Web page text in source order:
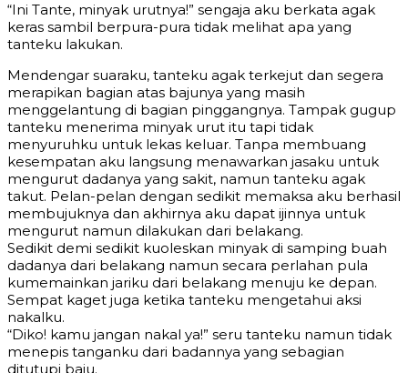
“Ini Tante, minyak urutnya!” sengaja aku berkata agak
keras sambil berpura-pura tidak melihat apa yang
tanteku lakukan.
Mendengar suaraku, tanteku agak terkejut dan segera
merapikan bagian atas bajunya yang masih
menggelantung di bagian pinggangnya. Tampak gugup
tanteku menerima minyak urut itu tapi tidak
menyuruhku untuk lekas keluar. Tanpa membuang
kesempatan aku langsung menawarkan jasaku untuk
mengurut dadanya yang sakit, namun tanteku agak
takut. Pelan-pelan dengan sedikit memaksa aku berhasil
membujuknya dan akhirnya aku dapat ijinnya untuk
mengurut namun dilakukan dari belakang.
Sedikit demi sedikit kuoleskan minyak di samping buah
dadanya dari belakang namun secara perlahan pula
kumemainkan jariku dari belakang menuju ke depan.
Sempat kaget juga ketika tanteku mengetahui aksi
nakalku.
“Diko! kamu jangan nakal ya!” seru tanteku namun tidak
menepis tanganku dari badannya yang sebagian
ditutupi baju.